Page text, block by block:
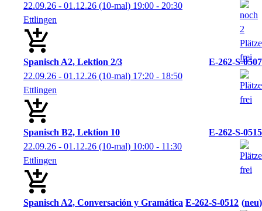
22.09.26 - 01.12.26 (10-mal) 19:00 - 20:30
Ettlingen
Spanisch A2, Lektion 2/3
E-262-S-0507
22.09.26 - 01.12.26 (10-mal) 17:20 - 18:50
Ettlingen
Spanisch B2, Lektion 10
E-262-S-0515
22.09.26 - 01.12.26 (10-mal) 10:00 - 11:30
Ettlingen
Spanisch A2, Conversación y Gramática E-262-S-0512 neu